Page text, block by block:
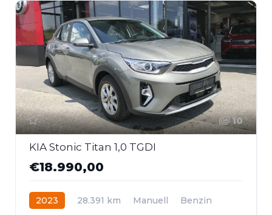
10
KIA Stonic Titan 1,0 TGDI
€18.990,00
2023 28.391 km Manuell
Benzin